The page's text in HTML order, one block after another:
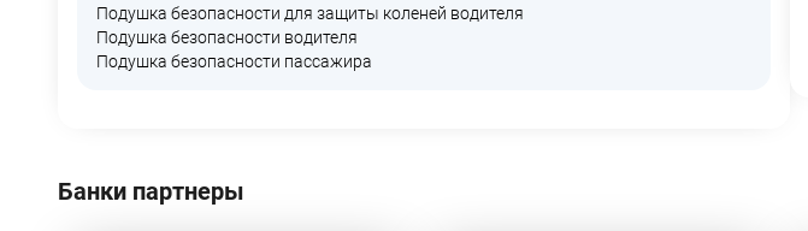
Подушка безопасности для защиты коленей водителя
Подушка безопасности водителя
Подушка безопасности пассажира
Банки партнеры